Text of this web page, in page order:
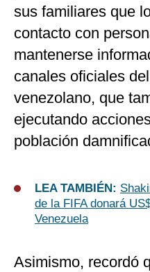
sus familiares que
contacto con
mantenerse
canales oficiales
venezolano, que
ejecutando
población
LEA TAMBIÉN:
de la FIFA donará
Venezuela
Asimismo, recordó